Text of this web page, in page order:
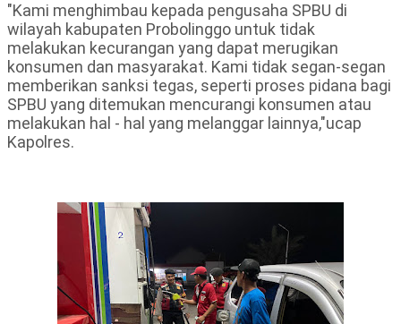
"Kami menghimbau kepada pengusaha SPBU di
wilayah kabupaten Probolinggo untuk tidak
melakukan kecurangan yang dapat merugikan
konsumen dan masyarakat. Kami tidak segan-segan
memberikan sanksi tegas, seperti proses pidana bagi
SPBU yang ditemukan mencurangi konsumen atau
melakukan hal - hal yang melanggar lainnya,"ucap
Kapolres.